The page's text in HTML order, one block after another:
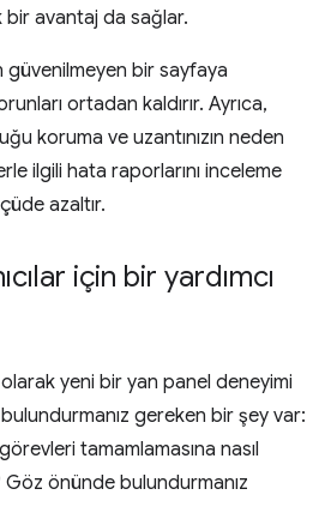
bir avantaj da sağlar.
güvenilmeyen bir sayfaya
ortadan kaldırır. Ayrıca,
koruma ve uzantınızın neden
ilgili hata raporlarını inceleme
azaltır.
için bir yardımcı
olarak yeni bir yan panel deneyimi
gereken bir şey var:
tamamlamasına nasıl
Göz önünde bulundurmanız